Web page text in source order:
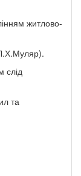
житлово-
слід
та